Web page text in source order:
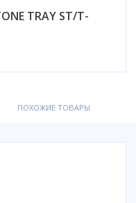
TRAY ST/T-
ПОХОЖИЕ ТОВАРЫ